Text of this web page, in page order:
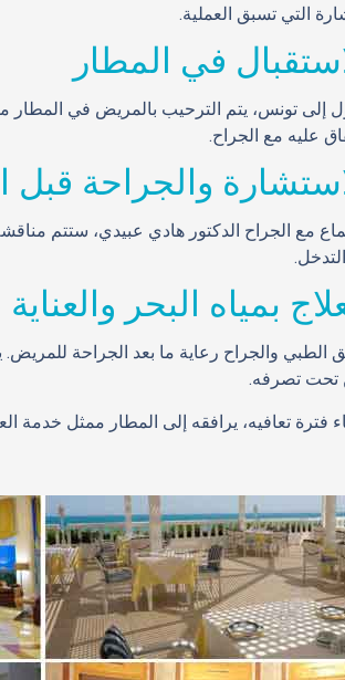
التي تسبق العملية.
إلى تونس، يتم الترحيب بالمريض في المطار
عليه مع الجراح.
مع الجراح الدكتور هادي عبيدي، ستتم
تحت تصرفه.
فترة تعافيه، يرافقه إلى المطار ممثل خدمة